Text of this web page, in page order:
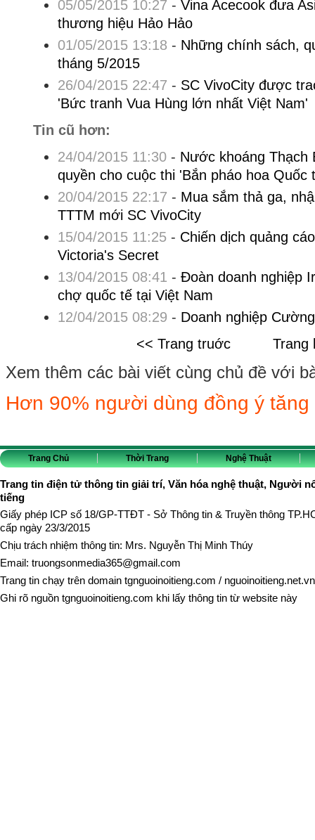
05/05/2015 10:27 - Vina Acecook đưa
thương hiệu Hảo Hảo
01/05/2015 13:18 - Những chính sách,
tháng 5/2015
26/04/2015 22:47 - SC VivoCity được
'Bức tranh Vua Hùng lớn nhất Việt Nam'
Tin cũ hơn:
24/04/2015 11:30- Nước khoáng Thạch
quyền cho cuộc thi 'Bắn pháo hoa Quốc
20/04/2015 22:17 - Mua sắm thả ga,
TTTM mới SC VivoCity
15/04/2015 11:25- Chiến dịch quảng
Victoria's Secret
13/04/2015 08:41 - Đoàn doanh nghiệp
chợ quốc tế tại Việt Nam
12/04/2015 08:29 - Doanh nghiệp
<< Trang truớc
Trang
Xem thêm các bài viết cùng chủ đề với
Hơn 90% người dùng đồng ý
Trang Chủ Thời Trang Nghệ Thuật
Trang tin điện tử thông tin giải trí, Văn hóa nghệ thuật, Người
tiếng
Giấy phép ICP số 18/GP-TTĐT - Sở Thông tin & Truyền thông
cấp ngày 23/3/2015
Chịu trách nhiệm thông tin: Mrs. Nguyễn Thị Minh Thúy
Email: truongsonmedia365@gmail.com
Trang tin chạy trên domain tgnguoinoitieng.com / nguoinoitieng.net.vn
Ghi rõ nguồn tgnguoinoitieng.com khi lấy thông tin từ website này